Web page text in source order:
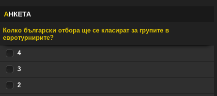
АНКЕТА
Колко български отбора ще се класират за групите в
евротурнирите?
4
3
2